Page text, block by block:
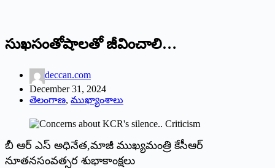
సుఖసంతోషాలతో జీవించాలి…
deccan.com
December 31, 2024
తెలంగాణ, ముఖ్యాంశాలు
బీ ఆర్ ఎస్ అధినేత,మాజీ ముఖ్యమంత్రి కేసీఆర్
నూతనసంవత్సర శుభాకాంక్షలు